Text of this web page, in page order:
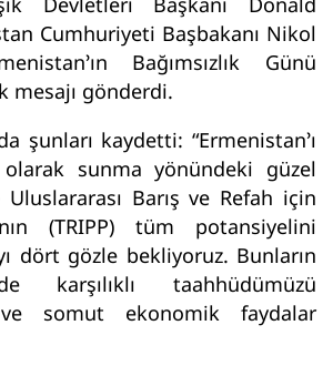
Cumhuriyeti Başbakanı Nikol
Bağımsızlık Günü
mesajı gönderdi.
şunları kaydetti: “Ermenistan’ı
olarak sunma yönündeki güzel
Barış ve Refah için
(TRIPP) tüm potansiyelini
dört gözle bekliyoruz. Bunların
taahhüdümüzü
ve somut ekonomik faydalar